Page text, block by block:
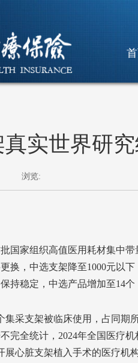
实世界研
浏览:
国家组织高值医用耗材集中
换，中选支架降至1000元以
持稳定，中选产品增加至14个
集采支架被临床使用，占同
完全统计，2024年全国医疗
展心脏支架植入手术的医疗机